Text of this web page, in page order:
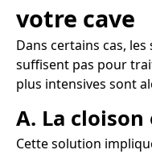
votre cave
Dans certains cas,
suffisent pas pour
plus intensives sont
A. La
Cette solution